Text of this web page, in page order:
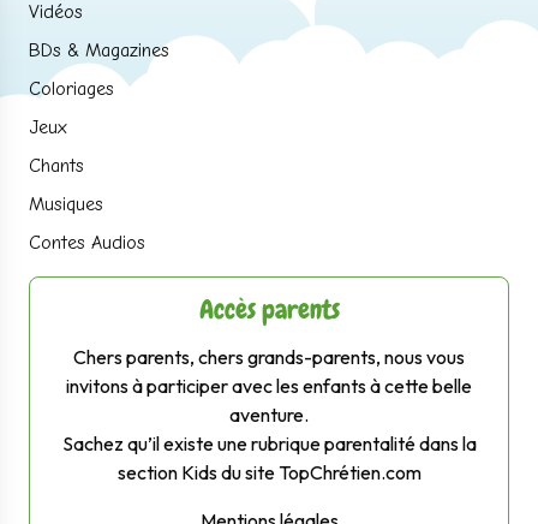
Vidéos
BDs & Magazines
Coloriages
Jeux
Chants
Musiques
Contes Audios
Accès parents
Chers parents, chers grands-parents, nous vous
invitons à participer avec les enfants à cette belle
aventure.
Sachez qu’il existe une rubrique parentalité dans la
section Kids du site TopChrétien.com